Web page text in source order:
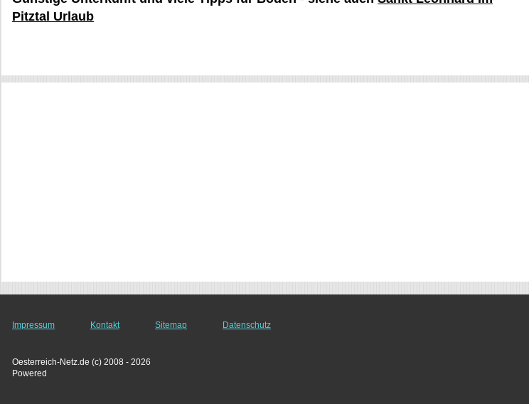
Pitztal Urlaub
Impressum Kontakt Sitemap Datenschutz
Oesterreich-Netz.de (c) 2008 - 2026
Powered